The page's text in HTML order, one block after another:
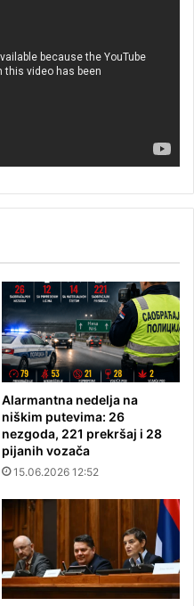
Alarmantna nedelja na
niškim putevima: 26
nezgoda, 221 prekršaj i 28
pijanih vozača
15.06.2026 12:52